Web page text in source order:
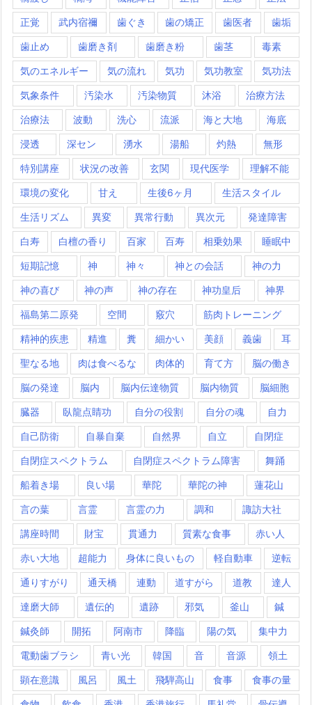
正覚 武内宿禰 歯ぐき 歯の矯正 歯医者 歯垢
歯止め 歯磨き剤 歯磨き粉 歯茎 毒素
気のエネルギー 気の流れ 気功 気功教室 気功法
気象条件 汚染水 汚染物質 沐浴 治療方法
治療法 波動 洗心 流派 海と大地 海底
浸透 深セン 湧水 湯船 灼熱 無形
特別講座 状況の改善 玄関 現代医学 理解不能
環境の変化 甘え 生後6ヶ月 生活スタイル
生活リズム 異変 異常行動 異次元 発達障害
白寿 白檀の香り 百家 百寿 相乗効果 睡眠中
短期記憶 神 神々 神との会話 神の力
神の喜び 神の声 神の存在 神功皇后 神界
福島第二原発 空間 竅穴 筋肉トレーニング
精神的疾患 精進 糞 細かい 美顔 義歯 耳
聖なる地 肉は食べるな 肉体的 育て方 脳の働き
脳の発達 脳内 脳内伝達物質 脳内物質 脳細胞
臓器 臥龍点睛功 自分の役割 自分の魂 自力
自己防衛 自暴自棄 自然界 自立 自閉症
自閉症スペクトラム 自閉症スペクトラム障害 舞踊
船着き場 良い場 華陀 華陀の神 蓮花山
言の葉 言霊 言霊の力 調和 諏訪大社
講座時間 財宝 貫通力 質素な食事 赤い人
赤い大地 超能力 身体に良いもの 軽自動車 逆転
通りすがり 通天橋 連動 道すがら 道教 達人
達磨大師 遺伝的 遺跡 邪気 釜山 鍼
鍼灸師 開拓 阿南市 降臨 陽の気 集中力
電動歯ブラシ 青い光 韓国 音 音源 領土
顕在意識 風呂 風土 飛騨高山 食事 食事の量